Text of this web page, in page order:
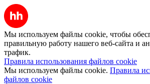
Мы используем файлы cookie, чтобы
правильную работу нашего веб-сайта и
трафик.
Правила использования файлов cookie
Мы используем файлы cookie. Правила
файлов cookie